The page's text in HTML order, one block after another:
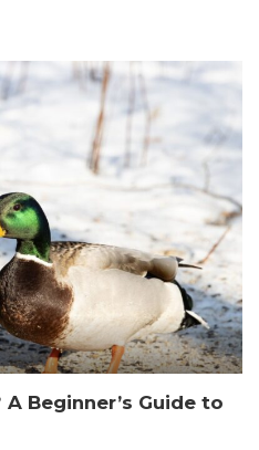
Beginner’s Guide to